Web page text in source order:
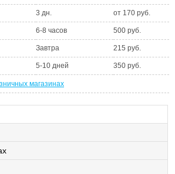
3 дн. от 170 руб.
6-8 часов 500 руб.
Завтра 215 руб.
5-10 дней 350 руб.
магазинах